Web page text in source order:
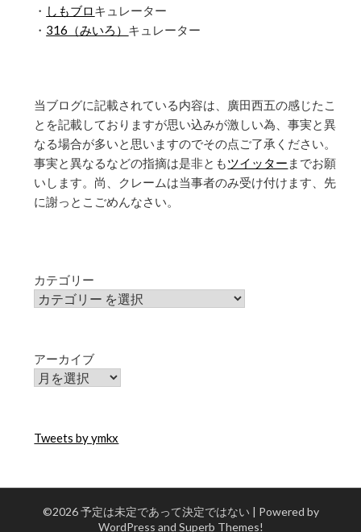
・ しもブロキュレーター
・ 316（みいろ） キュレーター
当ブログに記載されている内容は、廣田西五の感じたこ
とを記載しておりますが思い込みが激しい為、事実と異
なる場合が多いと思いますのでその点ご了承ください。
事実と異なるなどの指摘は是非ともツイッター までお願
いします。尚、クレームは当事者のみ受け付けます、先
に謝っとこごめんなさい。
カテゴリー
アーカイブ
Tweets by ymkx
©2026 予定は未定であって決定ではない | Powered by
WordPress and Superb Themes!